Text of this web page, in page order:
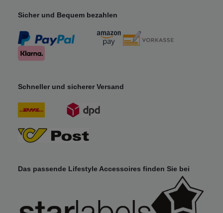
Sicher und Bequem bezahlen
Schneller und sicherer Versand
Das passende Lifestyle Accessoires finden Sie bei